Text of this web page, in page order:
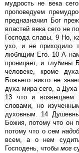
мудрость не века
проповедуем
предназначил Бог
властей века сего не
Господа славы. 9 Но,
ухо, и не приходило
любящим Его. 10 А
проницает, и глубины
человеке, кроме
Божьего никто не
духа мира сего, а Духа
13 что и возвещаем
словами, но
духовным. 14
Божия, потому что он
потому что о сем
всем, а о нем
Господень, чтобы мог